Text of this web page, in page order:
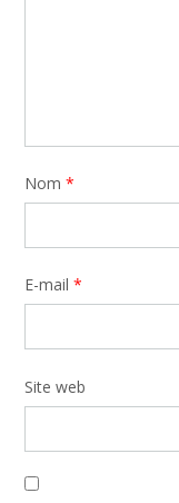
Nom *
E-mail *
Site web